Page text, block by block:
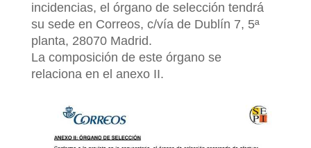
incidencias, el órgano de selección tendrá
su sede en Correos, c/vía de Dublín 7, 5ª
planta, 28070 Madrid.
La composición de este órgano se
relaciona en el anexo II.